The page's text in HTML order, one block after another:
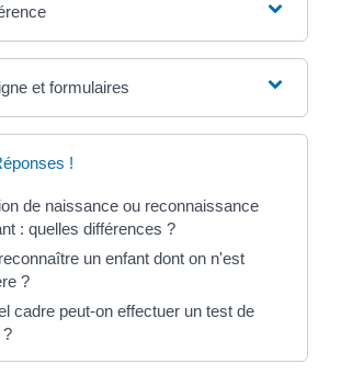
et formulaires
!
de naissance ou reconnaissance
: quelles différences ?
un enfant dont on n'est
?
cadre peut-on effectuer un test de
?